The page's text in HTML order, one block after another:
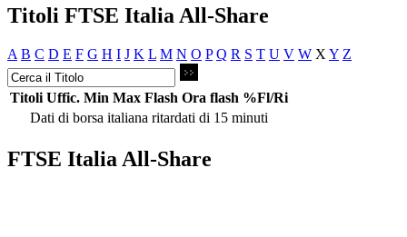
Titoli FTSE Italia All-Share
A B C D E F G H I J K L M N O P Q R S T U V W X Y Z
Titoli Uffic. Min Max Flash Ora flash %Fl/Ri
Dati di borsa italiana ritardati di 15 minuti
FTSE Italia All-Share